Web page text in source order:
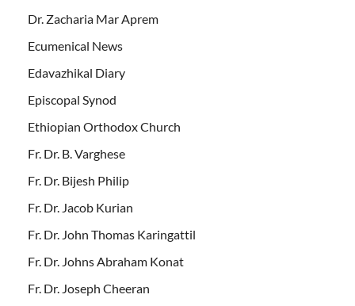
Dr. Zacharia Mar Aprem
Ecumenical News
Edavazhikal Diary
Episcopal Synod
Ethiopian Orthodox Church
Fr. Dr. B. Varghese
Fr. Dr. Bijesh Philip
Fr. Dr. Jacob Kurian
Fr. Dr. John Thomas Karingattil
Fr. Dr. Johns Abraham Konat
Fr. Dr. Joseph Cheeran